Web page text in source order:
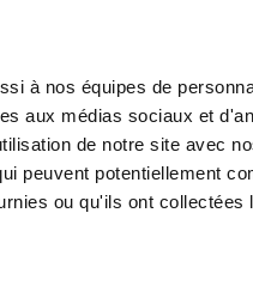
à nos équipes de
aux médias sociaux et
de notre site avec
peuvent potentiellement
ou qu'ils ont collectées
Repas de fête Pour